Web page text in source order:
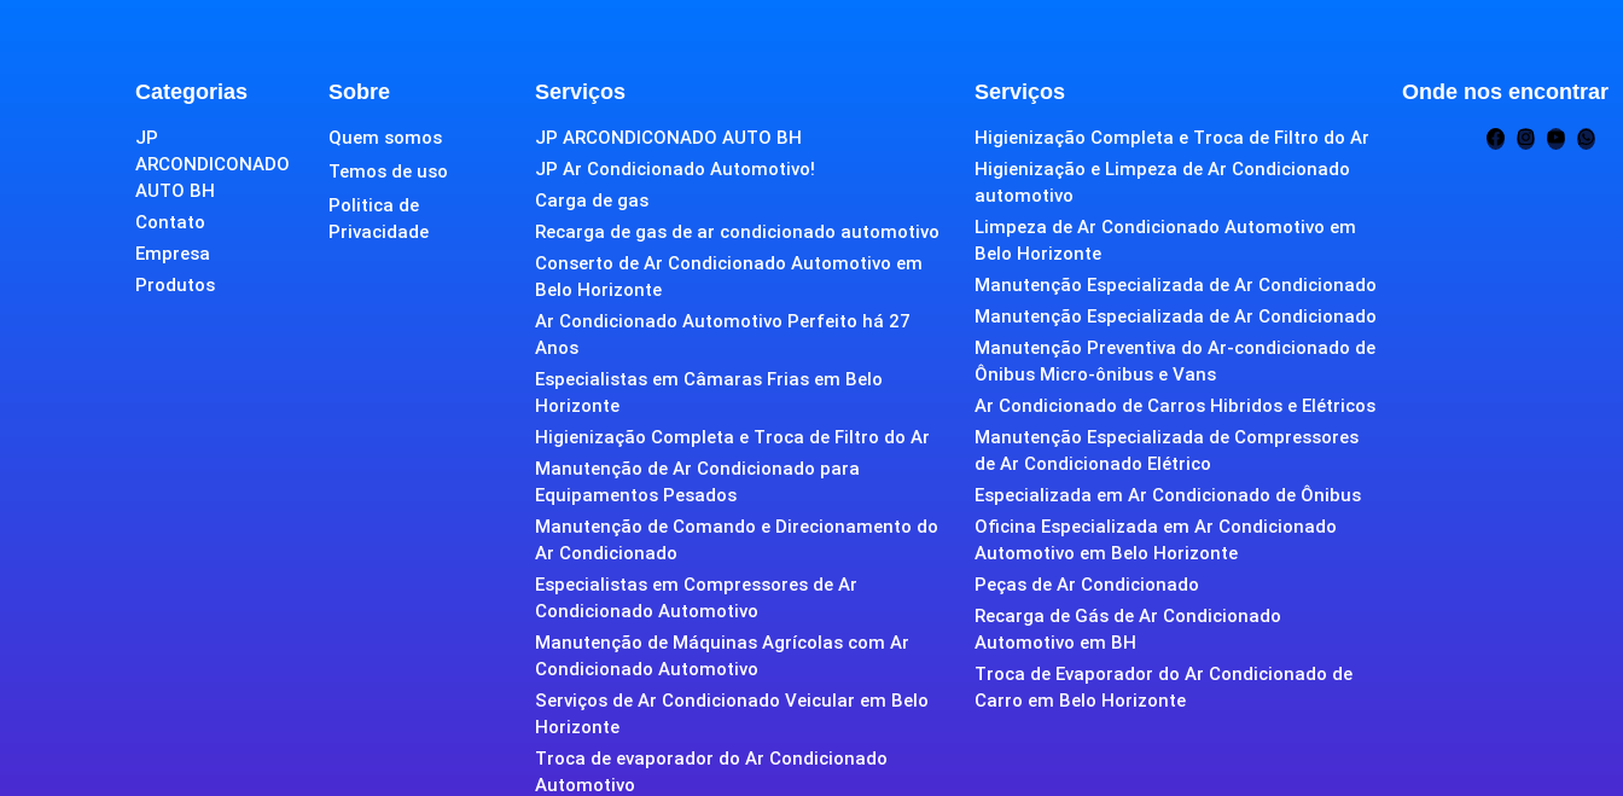
Categorias
JP
ARCONDICONADO
AUTO BH
Contato
Empresa
Produtos
Sobre
Quem somos
Temos de uso
Politica de
Privacidade
Serviços
JP ARCONDICONADO AUTO BH
JP Ar Condicionado Automotivo!
Carga de gas
Recarga de gas de ar condicionado automotivo
Conserto de Ar Condicionado Automotivo em
Belo Horizonte
Ar Condicionado Automotivo Perfeito há 27
Anos
Especialistas em Câmaras Frias em Belo
Horizonte
Higienização Completa e Troca de Filtro do Ar
Manutenção de Ar Condicionado para
Equipamentos Pesados
Manutenção de Comando e Direcionamento do
Ar Condicionado
Especialistas em Compressores de Ar
Condicionado Automotivo
Manutenção de Máquinas Agrícolas com Ar
Condicionado Automotivo
Serviços de Ar Condicionado Veicular em Belo
Horizonte
Troca de evaporador do Ar Condicionado
Automotivo
Serviços
Higienização Completa e Troca de Filtro do Ar
Higienização e Limpeza de Ar Condicionado
automotivo
Limpeza de Ar Condicionado Automotivo em
Belo Horizonte
Manutenção Especializada de Ar Condicionado
Manutenção Especializada de Ar Condicionado
Manutenção Preventiva do Ar-condicionado de
Ônibus Micro-ônibus e Vans
Ar Condicionado de Carros Hibridos e Elétricos
Manutenção Especializada de Compressores
de Ar Condicionado Elétrico
Especializada em Ar Condicionado de Ônibus
Oficina Especializada em Ar Condicionado
Automotivo em Belo Horizonte
Peças de Ar Condicionado
Recarga de Gás de Ar Condicionado
Automotivo em BH
Troca de Evaporador do Ar Condicionado de
Carro em Belo Horizonte
Onde nos encontrar